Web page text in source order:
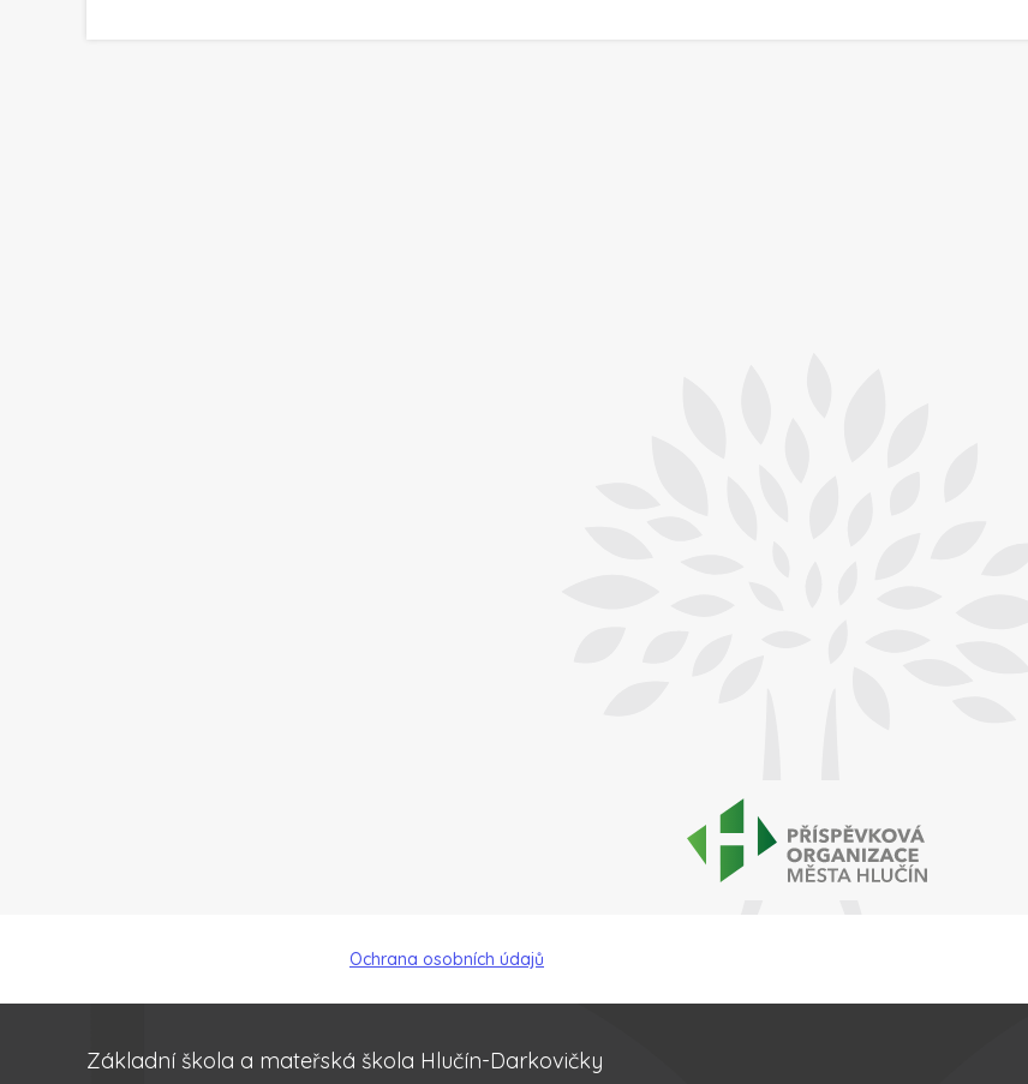
Ochrana osobních údajů
Základní škola a mateřská škola Hlučín-Darkovičky